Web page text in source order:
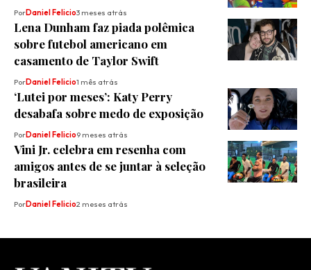
PorDaniel Felicio3 meses atrás
Lena Dunham faz piada polêmica
sobre futebol americano em
casamento de Taylor Swift
PorDaniel Felicio1 mês atrás
‘Lutei por meses’: Katy Perry
desabafa sobre medo de exposição
PorDaniel Felicio9 meses atrás
Vini Jr. celebra em resenha com
amigos antes de se juntar à seleção
brasileira
PorDaniel Felicio2 meses atrás